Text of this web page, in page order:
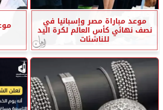
موعد مباراة مصر وإسبانيا في
نصف نهائي كأس العالم لكرة اليد
للناشئات